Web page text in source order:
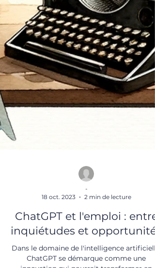
-
18 oct. 2023
2 min de lecture
inquiétudes et opportunités